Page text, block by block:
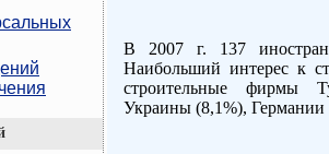
В 2007 г. 137
Наибольший интерес к
строительные фирмы
Украины (8,1%), Германии